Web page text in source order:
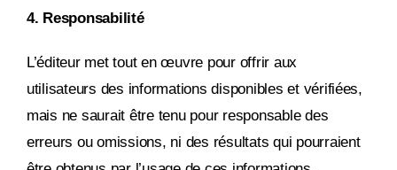
4. Responsabilité
L’éditeur met tout en œuvre pour offrir aux
utilisateurs des informations disponibles et vérifiées,
mais ne saurait être tenu pour responsable des
erreurs ou omissions, ni des résultats qui pourraient